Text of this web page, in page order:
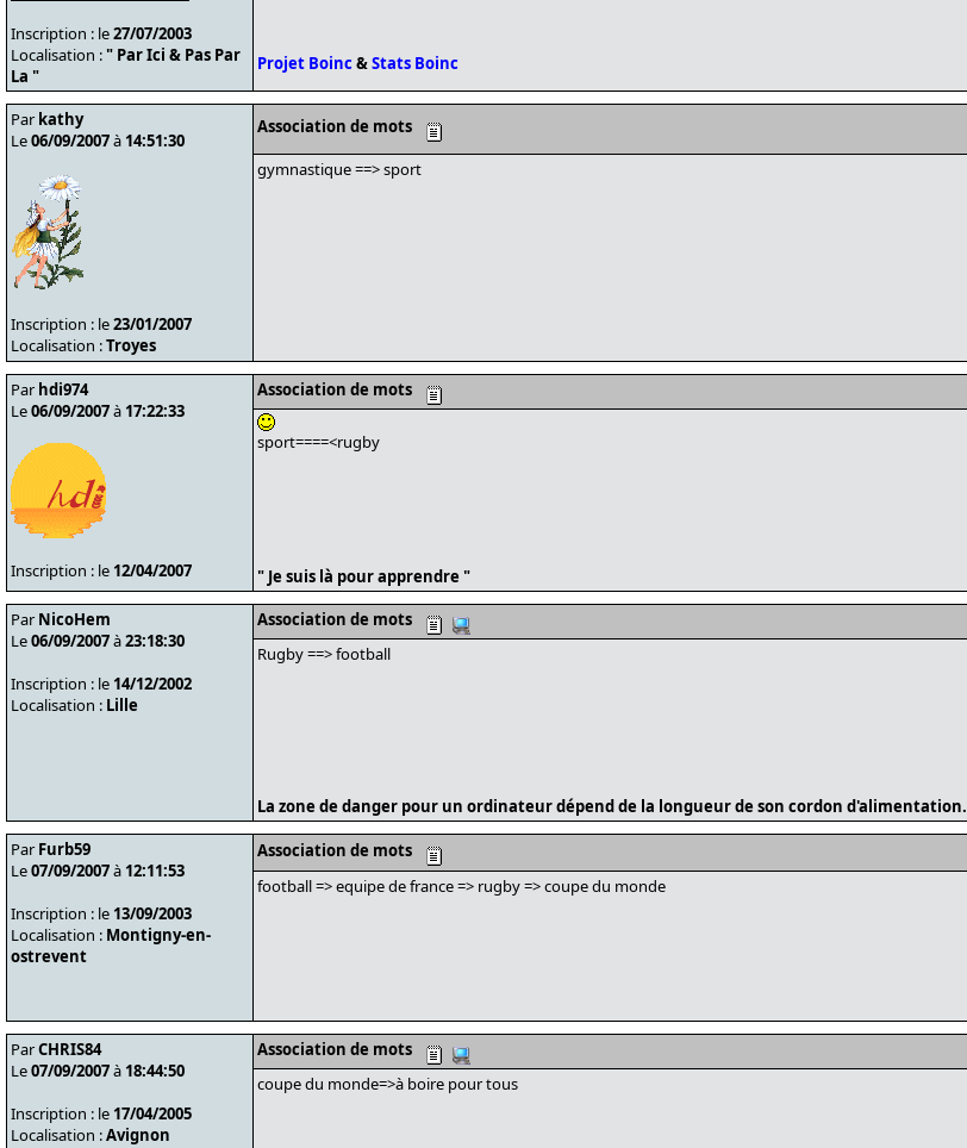
Inscription : le27/07/2003
Localisation :" Par Ici & Pas Par
La "
Projet Boinc&Stats Boinc
Par kathy
Le06/09/2007à 14:51:30
Inscription : le23/01/2007
Localisation :Troyes
Association de mots
gymnastique ==> sport
Par hdi974
Le06/09/2007à 17:22:33
Inscription : le 12/04/2007
Association de mots
sport====<rugby
" Je suis là pour apprendre "
Par NicoHem
Le06/09/2007à23:18:30
Inscription : le 14/12/2002
Localisation : Lille
Association de mots
Rugby ==> football
La zone de danger pour un ordinateur dépend de la longueur de son cordon d'alimentation.
Par Furb59
Le07/09/2007à 12:11:53
Inscription : le 13/09/2003
Localisation : Montigny-en-
ostrevent
Association de mots
football => equipe de france => rugby => coupe du monde
ParCHRIS84
Le07/09/2007à 18:44:50
Inscription : le 17/04/2005
Localisation :Avignon
Association de mots
coupe du monde=>à boire pour tous